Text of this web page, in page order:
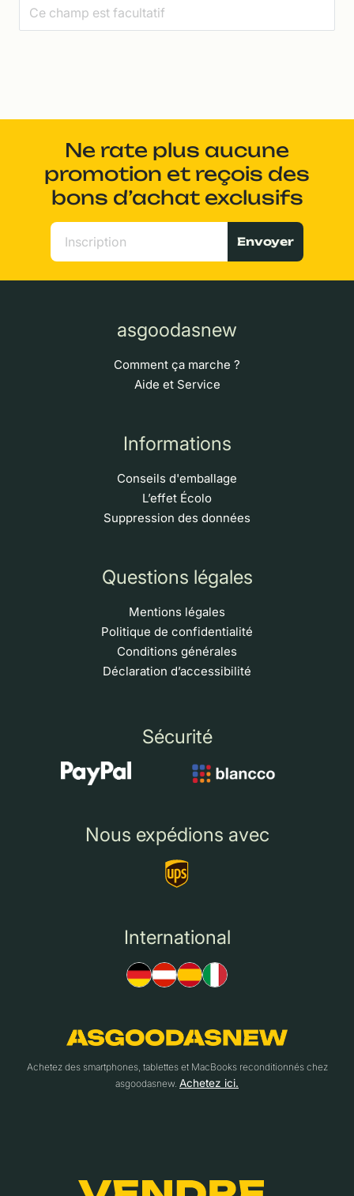
Ne rate plus aucune
promotion et reçois des
bons d’achat exclusifs
Envoyer
asgoodasnew
Comment ça marche ?
Aide et Service
Informations
Conseils d'emballage
L’effet Écolo
Suppression des données
Questions légales
Mentions légales
Politique de confidentialité
Conditions générales
Déclaration d’accessibilité
Sécurité
Nous expédions avec
International
Achetez des smartphones, tablettes et MacBooks reconditionnés chez
asgoodasnew. Achetez ici.